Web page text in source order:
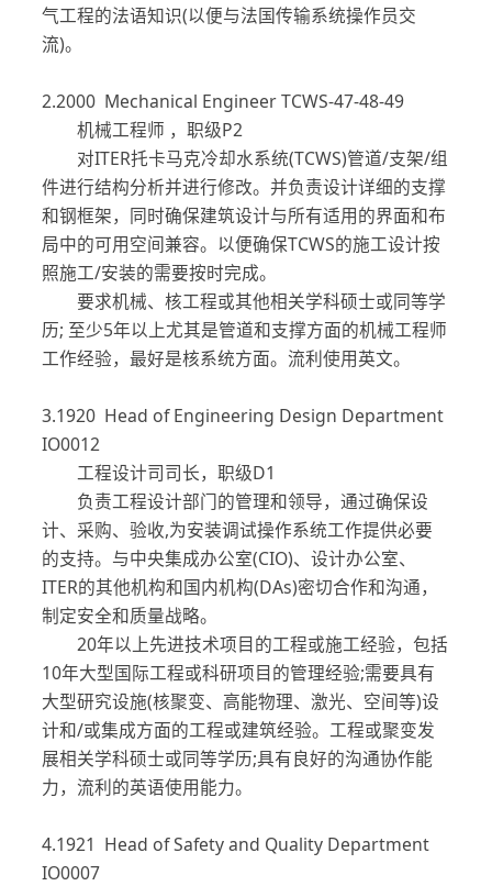
气工程的法语知识(以便与法国传输系统操作员交
流)。
2.2000 Mechanical Engineer TCWS-47-48-49
机械工程师 ，职级P2
对ITER托卡马克冷却水系统(TCWS)管道/支架/组
件进行结构分析并进行修改。并负责设计详细的支撑
和钢框架，同时确保建筑设计与所有适用的界面和布
局中的可用空间兼容。以便确保TCWS的施工设计按
照施工/安装的需要按时完成。
要求机械、核工程或其他相关学科硕士或同等学
历; 至少5年以上尤其是管道和支撑方面的机械工程师
工作经验，最好是核系统方面。流利使用英文。
3.1920 Head of Engineering Design Department
IO0012
工程设计司司长，职级D1
负责工程设计部门的管理和领导，通过确保设
计、采购、验收,为安装调试操作系统工作提供必要
的支持。与中央集成办公室(CIO)、设计办公室、
ITER的其他机构和国内机构(DAs)密切合作和沟通，
制定安全和质量战略。
20年以上先进技术项目的工程或施工经验，包括
10年大型国际工程或科研项目的管理经验;需要具有
大型研究设施(核聚变、高能物理、激光、空间等)设
计和/或集成方面的工程或建筑经验。工程或聚变发
展相关学科硕士或同等学历;具有良好的沟通协作能
力，流利的英语使用能力。
4.1921 Head of Safety and Quality Department
IO0007